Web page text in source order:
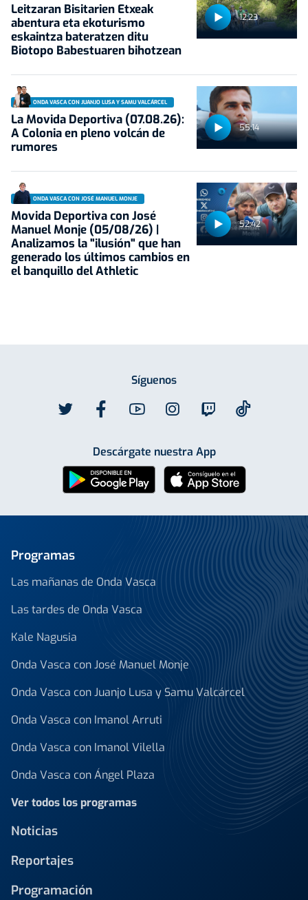
12:23
Leitzaran Bisitarien Etxeak
abentura eta ekoturismo
eskaintza bateratzen ditu
Biotopo Babestuaren bihotzean
55:14
ONDA VASCA CON JUANJO LUSA Y SAMU VALCÁRCEL
La Movida Deportiva (07.08.26):
A Colonia en pleno volcán de
rumores
52:42
ONDA VASCA CON JOSÉ MANUEL MONJE
Movida Deportiva con José
Manuel Monje (05/08/26) |
Analizamos la "ilusión" que han
generado los últimos cambios en
el banquillo del Athletic
Síguenos
Descárgate nuestra App
Programas
Las mañanas de Onda Vasca
Las tardes de Onda Vasca
Kale Nagusia
Onda Vasca con José Manuel Monje
Onda Vasca con Juanjo Lusa y Samu Valcárcel
Onda Vasca con Imanol Arruti
Onda Vasca con Imanol Vilella
Onda Vasca con Ángel Plaza
Ver todos los programas
Noticias
Reportajes
Programación